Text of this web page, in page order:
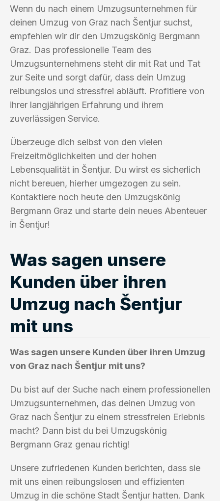
Wenn du nach einem Umzugsunternehmen für
deinen Umzug von Graz nach Šentjur suchst,
empfehlen wir dir den Umzugskönig Bergmann
Graz. Das professionelle Team des
Umzugsunternehmens steht dir mit Rat und Tat
zur Seite und sorgt dafür, dass dein Umzug
reibungslos und stressfrei abläuft. Profitiere von
ihrer langjährigen Erfahrung und ihrem
zuverlässigen Service.
Überzeuge dich selbst von den vielen
Freizeitmöglichkeiten und der hohen
Lebensqualität in Šentjur. Du wirst es sicherlich
nicht bereuen, hierher umgezogen zu sein.
Kontaktiere noch heute den Umzugskönig
Bergmann Graz und starte dein neues Abenteuer
in Šentjur!
Was sagen unsere
Kunden über ihren
Umzug nach Šentjur
mit uns
Was sagen unsere Kunden über ihren Umzug
von Graz nach Šentjur mit uns?
Du bist auf der Suche nach einem professionellen
Umzugsunternehmen, das deinen Umzug von
Graz nach Šentjur zu einem stressfreien Erlebnis
macht? Dann bist du bei Umzugskönig
Bergmann Graz genau richtig!
Unsere zufriedenen Kunden berichten, dass sie
mit uns einen reibungslosen und effizienten
Umzug in die schöne Stadt Šentjur hatten. Dank